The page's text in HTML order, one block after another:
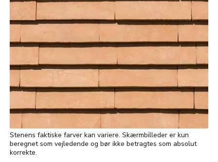
Stenens faktiske farver kan variere. Skærmbilleder er kun
beregnet som vejledende og bør ikke betragtes som absolut
korrekte.